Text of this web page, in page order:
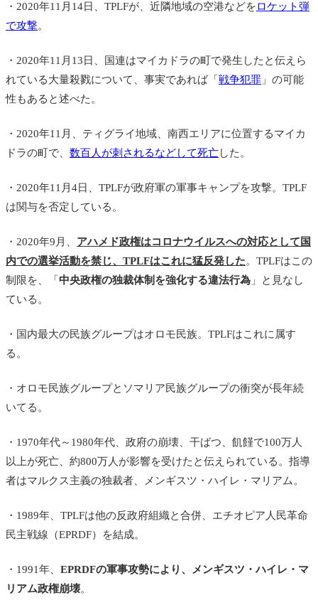
・2020年11月14日、TPLFが、近隣地域の空港などをロケット弾
で攻撃。
・2020年11月13日、国連はマイカドラの町で発生したと伝えら
れている大量殺戮について、事実であれば「 戦争犯罪 」の可能
性もあると述べた。
・2020年11月、ティグライ地域、南西エリアに位置するマイカ
ドラの町で、 数百人が刺されるなどして死亡した。
・2020年11月4日、TPLFが政府軍の軍事キャンプを攻撃。TPLF
は関与を否定している。
・2020年9月、 アハメド政権はコロナウイルスへの対応として国
内での選挙活動を禁じ、TPLFはこれに猛反発した。TPLFはこの
制限を、「 中央政権の独裁体制を強化する違法行為 」と見なし
ている。
・国内最大の民族グループはオロモ民族。TPLFはこれに属す
る。
・オロモ民族グループとソマリア民族グループの衝突が長年続
いてる。
・1970年代～1980年代、政府の崩壊、干ばつ、飢饉で100万人
以上が死亡、約800万人が影響を受けたと伝えられている。指導
者はマルクス主義の独裁者、メンギスツ・ハイレ・マリアム。
・1989年、TPLFは他の反政府組織と合併、エチオピア人民革命
民主戦線（EPRDF）を結成。
・1991年、 EPRDFの軍事攻勢により、メンギスツ・ハイレ・マ
リアム政権崩壊。